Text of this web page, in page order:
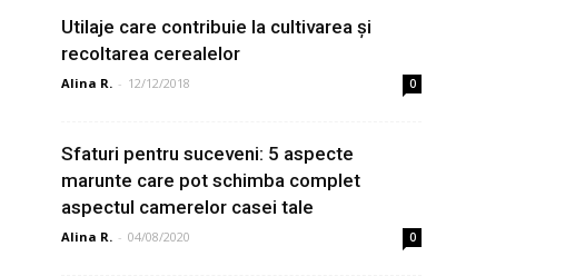
Utilaje care contribuie la cultivarea și
recoltarea cerealelor
Alina R. - 12/12/2018 0
Sfaturi pentru suceveni: 5 aspecte
marunte care pot schimba complet
aspectul camerelor casei tale
Alina R. - 04/08/2020 0